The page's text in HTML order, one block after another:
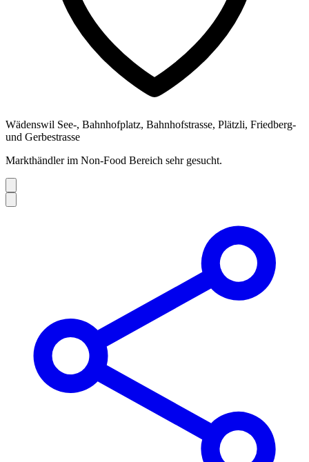
Wädenswil See-, Bahnhofplatz, Bahnhofstrasse, Plätzli, Friedberg-
und Gerbestrasse
Markthändler im Non-Food Bereich sehr gesucht.